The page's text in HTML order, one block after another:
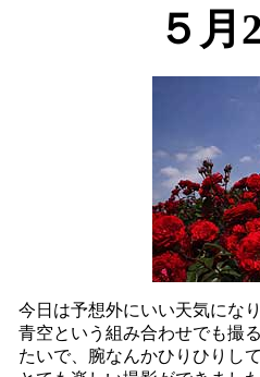
５月
今日は予想外にいい天気にな
青空という組み合わせでも撮
たいで、腕なんかひりひりし